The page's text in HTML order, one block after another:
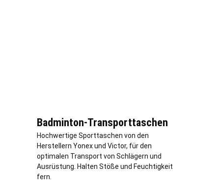
Badminton-Transporttaschen
Hochwertige Sporttaschen von den
Herstellern Yonex und Victor, für den
optimalen Transport von Schlägern und
Ausrüstung. Halten Stöße und Feuchtigkeit
fern.